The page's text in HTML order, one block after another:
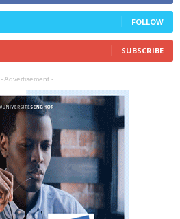
FOLLOW
SUBSCRIBE
- Advertisement -